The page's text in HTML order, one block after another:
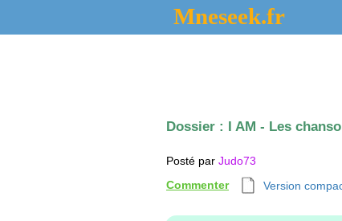
Mneseek.fr
Dossier : I AM - Les
Posté par Judo73
Commenter
Version